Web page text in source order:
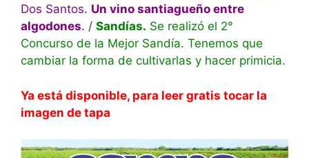
Dos Santos. Un vino santiagueño entre
algodones. / Sandías. Se realizó el 2°
Concurso de la Mejor Sandía. Tenemos que
cambiar la forma de cultivarlas y hacer primicia.
Ya está disponible, para leer gratis tocar la
imagen de tapa